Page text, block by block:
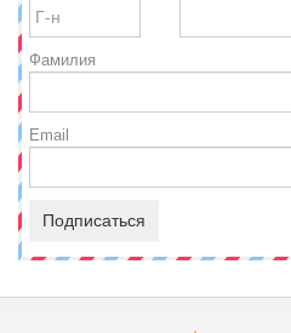
Фамилия
Email
Подписаться